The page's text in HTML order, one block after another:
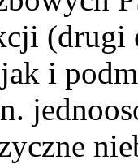
(drugi
i